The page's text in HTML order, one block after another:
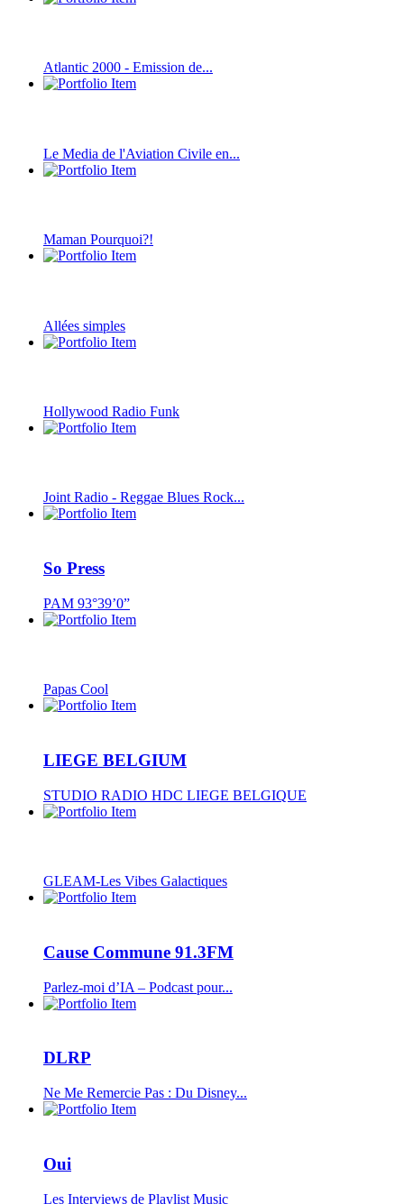
Atlantic 2000 - Emission de...
Le Media de l'Aviation Civile en...
Maman Pourquoi?!
Allées simples
Hollywood Radio Funk
Joint Radio - Reggae Blues Rock...
So Press
PAM 93°39’0”
Papas Cool
LIEGE BELGIUM
STUDIO RADIO HDC LIEGE BELGIQUE
GLEAM-Les Vibes Galactiques
Cause Commune 91.3FM
Parlez-moi d’IA – Podcast pour...
DLRP
Ne Me Remercie Pas : Du Disney...
Oui
Les Interviews de Playlist Music